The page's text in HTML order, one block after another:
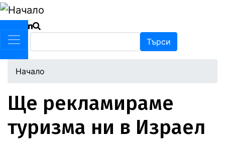
Премини
към
основното
съдържание
Търси
Начало
Ще рекламираме
туризма ни в Израел